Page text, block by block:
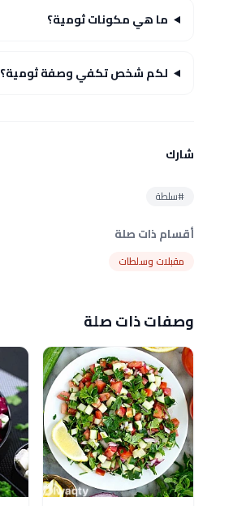
ما هي مكونات ثومية؟
لكم شخص تكفي وصفة ثومية؟
شارك
#سلطة
أقسام ذات صلة
مقبلات وسلطات
وصفات ذات صلة